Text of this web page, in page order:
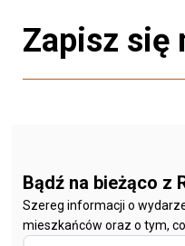
Zapisz się
Bądź na bieżąco z
Szereg informacji o
mieszkańców oraz o tym,